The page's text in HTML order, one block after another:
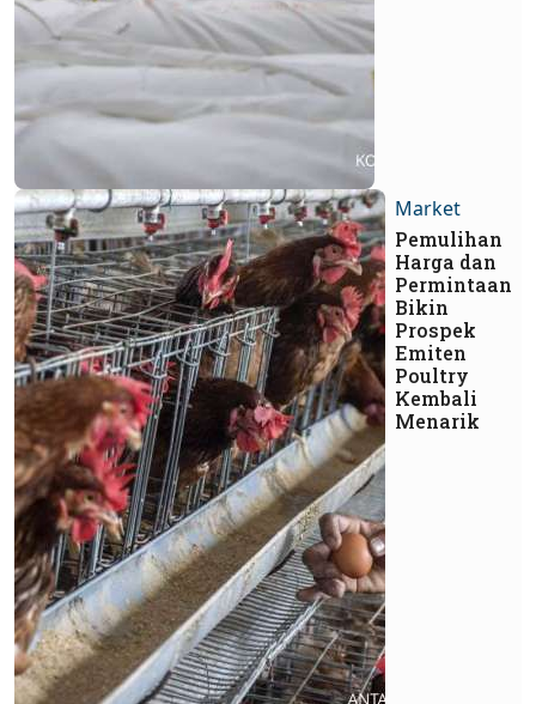
Market
Pemulihan
Harga dan
Permintaan
Bikin
Prospek
Emiten
Poultry
Kembali
Menarik